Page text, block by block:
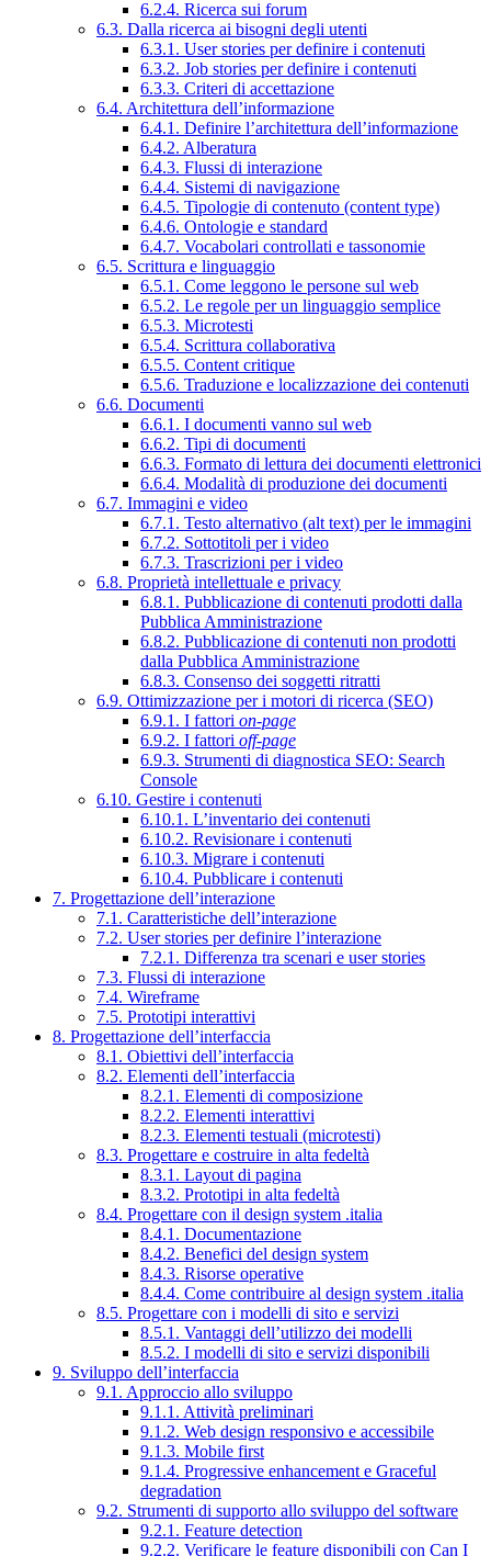
6.2.4. Ricerca sui forum
6.3. Dalla ricerca ai bisogni degli utenti
6.3.1. User stories per definire i contenuti
6.3.2. Job stories per definire i contenuti
6.3.3. Criteri di accettazione
6.4. Architettura dell’informazione
6.4.1. Definire l’architettura dell’informazione
6.4.2. Alberatura
6.4.3. Flussi di interazione
6.4.4. Sistemi di navigazione
6.4.5. Tipologie di contenuto (content type)
6.4.6. Ontologie e standard
6.4.7. Vocabolari controllati e tassonomie
6.5. Scrittura e linguaggio
6.5.1. Come leggono le persone sul web
6.5.2. Le regole per un linguaggio semplice
6.5.3. Microtesti
6.5.4. Scrittura collaborativa
6.5.5. Content critique
6.5.6. Traduzione e localizzazione dei contenuti
6.6. Documenti
6.6.1. I documenti vanno sul web
6.6.2. Tipi di documenti
6.6.3. Formato di lettura dei documenti elettronici
6.6.4. Modalità di produzione dei documenti
6.7. Immagini e video
6.7.1. Testo alternativo (alt text) per le immagini
6.7.2. Sottotitoli per i video
6.7.3. Trascrizioni per i video
6.8. Proprietà intellettuale e privacy
6.8.1. Pubblicazione di contenuti prodotti dalla
Pubblica Amministrazione
6.8.2. Pubblicazione di contenuti non prodotti
dalla Pubblica Amministrazione
6.8.3. Consenso dei soggetti ritratti
6.9. Ottimizzazione per i motori di ricerca (SEO)
6.9.1. I fattori on-page
6.9.2. I fattori off-page
6.9.3. Strumenti di diagnostica SEO: Search
Console
6.10. Gestire i contenuti
6.10.1. L’inventario dei contenuti
6.10.2. Revisionare i contenuti
6.10.3. Migrare i contenuti
6.10.4. Pubblicare i contenuti
7. Progettazione dell’interazione
7.1. Caratteristiche dell’interazione
7.2. User stories per definire l’interazione
7.2.1. Differenza tra scenari e user stories
7.3. Flussi di interazione
7.4. Wireframe
7.5. Prototipi interattivi
8. Progettazione dell’interfaccia
8.1. Obiettivi dell’interfaccia
8.2. Elementi dell’interfaccia
8.2.1. Elementi di composizione
8.2.2. Elementi interattivi
8.2.3. Elementi testuali (microtesti)
8.3. Progettare e costruire in alta fedeltà
8.3.1. Layout di pagina
8.3.2. Prototipi in alta fedeltà
8.4. Progettare con il design system .italia
8.4.1. Documentazione
8.4.2. Benefici del design system
8.4.3. Risorse operative
8.4.4. Come contribuire al design system .italia
8.5. Progettare con i modelli di sito e servizi
8.5.1. Vantaggi dell’utilizzo dei modelli
8.5.2. I modelli di sito e servizi disponibili
9. Sviluppo dell’interfaccia
9.1. Approccio allo sviluppo
9.1.1. Attività preliminari
9.1.2. Web design responsivo e accessibile
9.1.3. Mobile first
9.1.4. Progressive enhancement e Graceful
degradation
9.2. Strumenti di supporto allo sviluppo del software
9.2.1. Feature detection
9.2.2. Verificare le feature disponibili con Can I